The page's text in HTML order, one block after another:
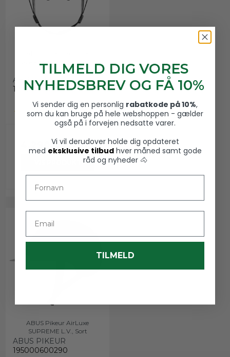
Navy/ Rosegold
ABUS PIKEUR
195000600391
4.290,00 DKK
ABUS Pikeur AirLuxe
SUPREME L.V., Sort
ABUS PIKEUR
195000600290
TILMELD DIG VORES
NYHEDSBREV OG FÅ 10%
Vi sender dig en personlig rabatkode på 10%,
som du kan bruge på hele webshoppen - gælder
også på i forvejen nedsatte varer.
Vi vil derudover holde dig opdateret
med eksklusive tilbudhver måned samt gode
råd og nyheder 🐴
TILMELD